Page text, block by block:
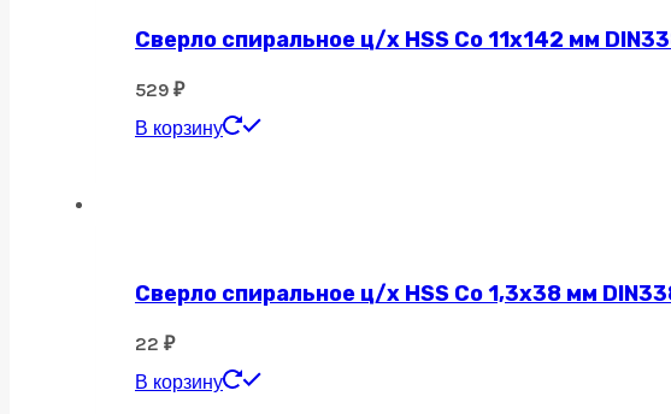
Сверло спиральное ц/х HSS Co 11х142 мм
529 ₽
В корзину
Сверло спиральное ц/х HSS Co 1,3х38 мм
22 ₽
В корзину